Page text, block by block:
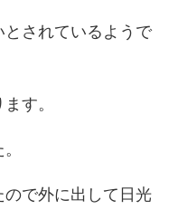
されているようで
す。
で外に出して日光